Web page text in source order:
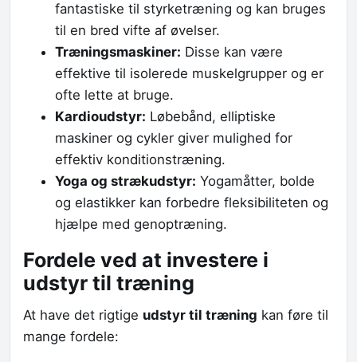
fantastiske til styrketræning og kan bruges
til en bred vifte af øvelser.
Træningsmaskiner: Disse kan være
effektive til isolerede muskelgrupper og er
ofte lette at bruge.
Kardioudstyr: Løbebånd, elliptiske
maskiner og cykler giver mulighed for
effektiv konditionstræning.
Yoga og strækudstyr: Yogamåtter, bolde
og elastikker kan forbedre fleksibiliteten og
hjælpe med genoptræning.
Fordele ved at investere i
udstyr til træning
At have det rigtige udstyr til træning kan føre til
mange fordele: